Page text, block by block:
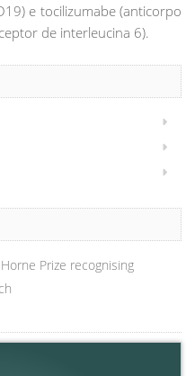
e tocilizumabe (anticorpo
de interleucina 6).
Prize recognising